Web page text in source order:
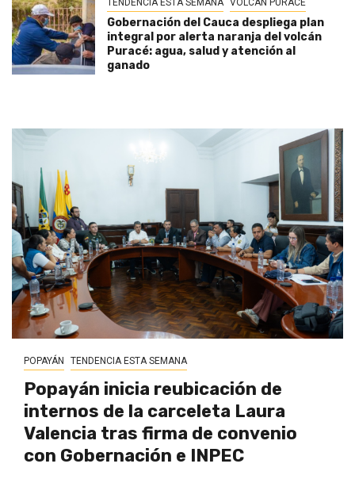
TENDENCIA ESTA SEMANA VOLCAN PURACÉ
Gobernación del Cauca despliega plan
integral por alerta naranja del volcán
Puracé: agua, salud y atención al
ganado
POPAYÁN TENDENCIA ESTA SEMANA
Popayán inicia reubicación de
internos de la carceleta Laura
Valencia tras firma de convenio
con Gobernación e INPEC